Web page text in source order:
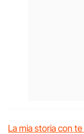
La mia storia con te